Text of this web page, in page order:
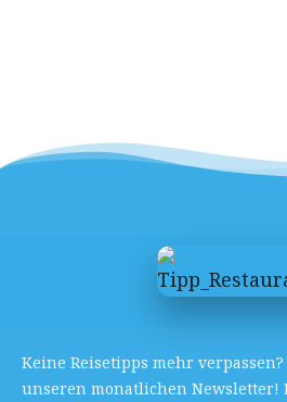
Keine Reisetipps mehr
unseren monatlichen Newsletter!